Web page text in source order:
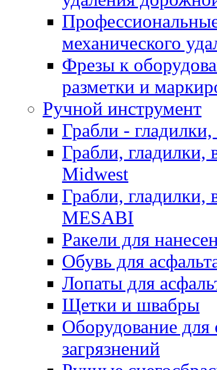
механического
Фрезы к
разметки и
Ручной инструмент
Грабли -
Грабли, гладилки,
Midwest
Грабли, гладилки,
MESABI
Ракели для
Обувь для
Лопаты для
Щетки и швабры
Оборудование для
загрязнений